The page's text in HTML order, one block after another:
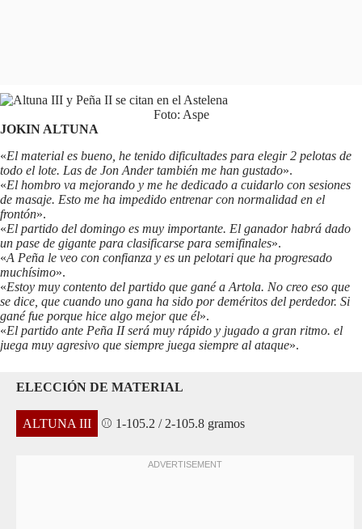
Foto: Aspe
JOKIN ALTUNA
«El material es bueno, he tenido dificultades para elegir 2 pelotas de
todo el lote. Las de Jon Ander también me han gustado».
«El hombro va mejorando y me he dedicado a cuidarlo con sesiones
de masaje. Esto me ha impedido entrenar con normalidad en el
frontón».
«El partido del domingo es muy importante. El ganador habrá dado
un pase de gigante para clasificarse para semifinales».
«A Peña le veo con confianza y es un pelotari que ha progresado
muchísimo».
«Estoy muy contento del partido que gané a Artola. No creo eso que
se dice, que cuando uno gana ha sido por deméritos del perdedor. Si
gané fue porque hice algo mejor que él».
«El partido ante Peña II será muy rápido y jugado a gran ritmo. el
juega muy agresivo que siempre juega siempre al ataque».
ELECCIÓN DE MATERIAL
ALTUNA III ⚾ 1-105.2 / 2-105.8 gramos